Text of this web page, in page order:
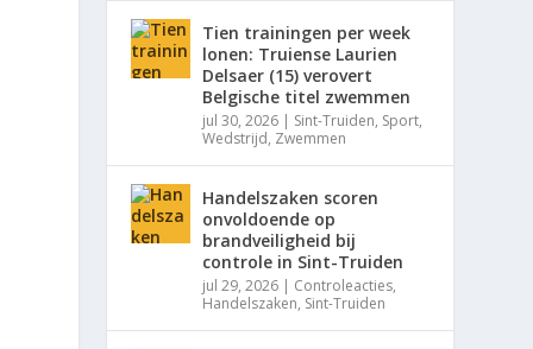
Tien trainingen per week
lonen: Truiense Laurien
Delsaer (15) verovert
Belgische titel zwemmen
jul 30, 2026 | Sint-Truiden, Sport,
Wedstrijd, Zwemmen
Handelszaken scoren
onvoldoende op
brandveiligheid bij
controle in Sint-Truiden
jul 29, 2026 | Controleacties,
Handelszaken, Sint-Truiden